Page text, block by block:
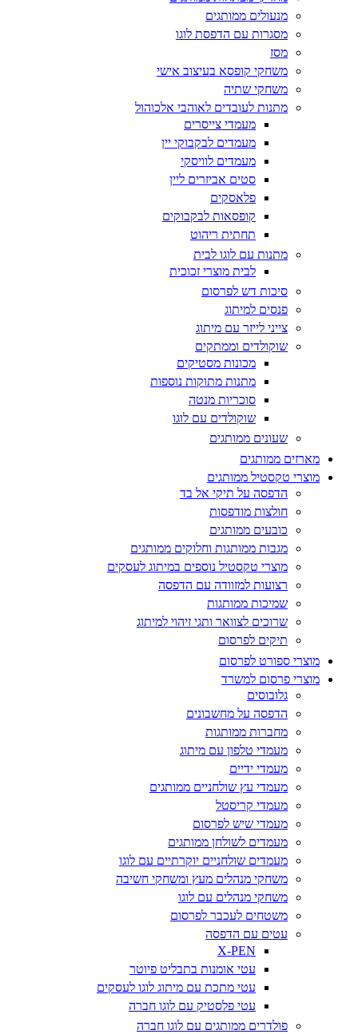
מנעולים ממותגים
מסגרות עם הדפסת לוגו
מסז
משחקי קופסא בעיצוב אישי
משחקי שתיה
מתנות לעובדים לאוהבי אלכוהול
מעמדי צייסרים
מעמדים לבקבוקי יין
מעמדים לוויסקי
סטים אביזרים ליין
פלאסקים
קופסאות לבקבוקים
תחתית ריהוט
מתנות עם לוגו לבית
לבית מוצרי זכוכית
סיכות דש לפרסום
פנסים למיתוג
צייני לייזר עם מיתוג
שוקולדים וממתקים
מכונות מסטיקים
מתנות מתוקות נוספות
סוכריות מנטה
שוקולדים עם לוגו
שעונים ממותגים
מארזים ממותגים
מוצרי טקסטיל ממותגים
הדפסה על תיקי אל בד
חולצות מודפסות
כובעים ממותגים
מגבות ממותגות וחלוקים ממותגים
מוצרי טקסטיל נוספים במיתוג לעסקים
רצועות למזוודה עם הדפסה
שמיכות ממותגות
שרוכים לצוואר ותגי זיהוי למיתוג
תיקים לפרסום
מוצרי ספורט לפרסום
מוצרי פרסום למשרד
גלובוסים
הדפסה על מחשבונים
מחברות ממותגות
מעמדי טלפון עם מיתוג
מעמדי ידיים
מעמדי עץ שולחניים ממותגים
מעמדי קריסטל
מעמדי שיש לפרסום
מעמדים לשולחן ממותגים
מעמדים שולחניים יוקרתיים עם לוגו
משחקי מנהלים מעץ ומשחקי חשיבה
משחקי מנהלים עם לוגו
משטחים לעכבר לפרסום
עטים עם הדפסה
X-PEN
עטי אומנות בתבליט פיוטר
עטי מתכת עם מיתוג לוגו לעסקים
עטי פלסטיק עם לוגו חברה
פולדרים ממותגים עם לוגו חברה